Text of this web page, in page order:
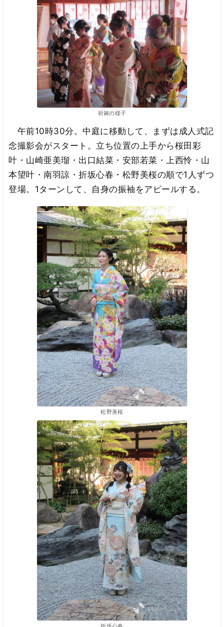
祈祷の様子
午前10時30分。中庭に移動して、まずは成人式記
念撮影会がスタート。立ち位置の上手から桜田彩
叶・山崎亜美瑠・出口結菜・安部若菜・上西怜・山
本望叶・南羽諒・折坂心春・松野美桜の順で1人ずつ
登場。1ターンして、自身の振袖をアピールする。
松野美桜